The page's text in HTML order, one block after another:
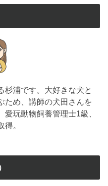
杉浦です。大好きな犬と
ため、講師の犬田さんを
玩動物飼養管理士1級、
。